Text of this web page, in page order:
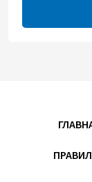
08:00